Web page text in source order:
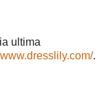
ultima
.